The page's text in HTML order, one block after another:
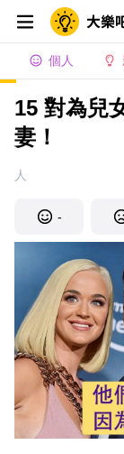
個人
15 對為兒
妻！
人
-